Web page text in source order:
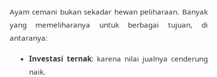
Ayam cemani bukan sekadar hewan peliharaan. Banyak
yang memeliharanya untuk berbagai tujuan, di
antaranya:
Investasi ternak: karena nilai jualnya cenderung
naik.